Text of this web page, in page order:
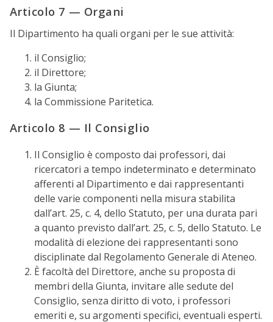
Articolo 7 — Organi
Il Dipartimento ha quali organi per le sue attività:
il Consiglio;
il Direttore;
la Giunta;
la Commissione Paritetica.
Articolo 8 — Il Consiglio
Il Consiglio è composto dai professori, dai
ricercatori a tempo indeterminato e determinato
afferenti al Dipartimento e dai rappresentanti
delle varie componenti nella misura stabilita
dall’art. 25, c. 4, dello Statuto, per una durata pari
a quanto previsto dall’art. 25, c. 5, dello Statuto. Le
modalità di elezione dei rappresentanti sono
disciplinate dal Regolamento Generale di Ateneo.
È facoltà del Direttore, anche su proposta di
membri della Giunta, invitare alle sedute del
Consiglio, senza diritto di voto, i professori
emeriti e, su argomenti specifici, eventuali esperti.